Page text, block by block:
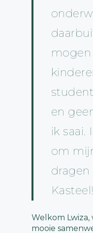
en
ik saai.
om
Kasteel!
Welkom
mooie